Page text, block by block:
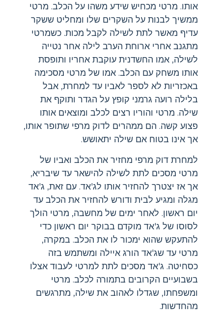
אותו. מרטי מכחיש שידע משהו על הכלב. מרטי
ממשיך לבנות על השקרים שלו ומחליט ששקר
עדיף מאשר לתת לשילה לקבל מכות. כשמרטי
מתגנב אחרי ארוחת הערב לילה אחר נטייה
לשילה, אמו החשדנית עוקבת אחריו ותופסת
אותו משחק עם הכלב. אמו של מרטי מסכימה
באכזריות לא לספר לאביו עד למחרת, אבל
בלילה רועה גרמני קופץ על הגדר ותוקף את
שילה. מרטי והוריו רצים לכלב ומוצאים אותו
פצוע קשה. הם ממהרים לדוק מרפי שתופר אותו,
אך אינו בטוח אם שילה יתאושש.
למחרת דוק מרפי מחזיר את הכלב ואביו של
מרטי מסכים לתת לשילה להישאר עד שיבריא,
אך אז יצטרך להחזיר אותו לג'אד. עם זאת, ג'אד
מגלה ומגיע לבית ודורש להחזיר את הכלב עד
יום ראשון. לאחר ימים של מחשבה, מרטי הולך
לסוסו של ג'אד מוקדם בבוקר יום ראשון כדי
להתעקש שהוא ימכור לו את הכלב. במקרה,
מרטי עד שג'אד הורג איילה ומשתמש בזה
כסחיטה. ג'אד מסכים לתת למרטי לעבוד אצלו
בשבועיים הקרובים בתמורה לכלב. מרטי
ומשפחתו, שגדלו לאהוב את שילה, מתרגשים
מהחדשות.